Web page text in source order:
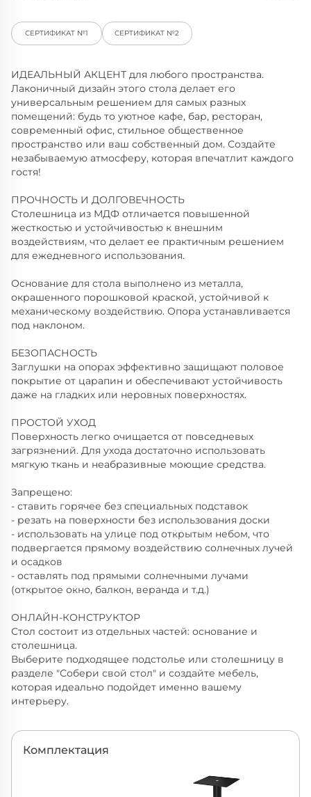
СЕРТИФИКАТ №1 СЕРТИФИКАТ №2
ИДЕАЛЬНЫЙ АКЦЕНТ для любого пространства.
Лаконичный дизайн этого стола делает его
универсальным решением для самых разных
помещений: будь то уютное кафе, бар, ресторан,
современный офис, стильное общественное
пространство или ваш собственный дом. Создайте
незабываемую атмосферу, которая впечатлит каждого
гостя!
ПРОЧНОСТЬ И ДОЛГОВЕЧНОСТЬ
Столешница из МДФ отличается повышенной
жесткостью и устойчивостью к внешним
воздействиям, что делает ее практичным решением
для ежедневного использования.
Основание для стола выполнено из металла,
окрашенного порошковой краской, устойчивой к
механическому воздействию. Опора устанавливается
под наклоном.
БЕЗОПАСНОСТЬ
Заглушки на опорах эффективно защищают половое
покрытие от царапин и обеспечивают устойчивость
даже на гладких или неровных поверхностях.
ПРОСТОЙ УХОД
Поверхность легко очищается от повседневых
загрязнений. Для ухода достаточно использовать
мягкую ткань и неабразивные моющие средства.
Запрещено:
- ставить горячее без специальных подставок
- резать на поверхности без использования доски
- использовать на улице под открытым небом, что
подвергается прямому воздействию солнечных лучей
и осадков
- оставлять под прямыми солнечными лучами
(открытое окно, балкон, веранда и т.д.)
ОНЛАЙН-КОНСТРУКТОР
Стол состоит из отдельных частей: основание и
столешница.
Выберите подходящее подстолье или столешницу в
разделе "Собери свой стол" и создайте мебель,
которая идеально подойдет именно вашему
интерьеру.
Комплектация